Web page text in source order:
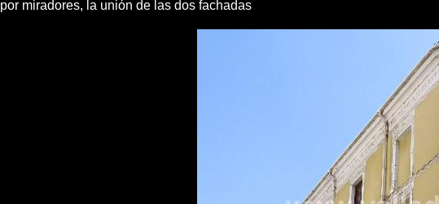
por miradores, la unión de las dos fachadas